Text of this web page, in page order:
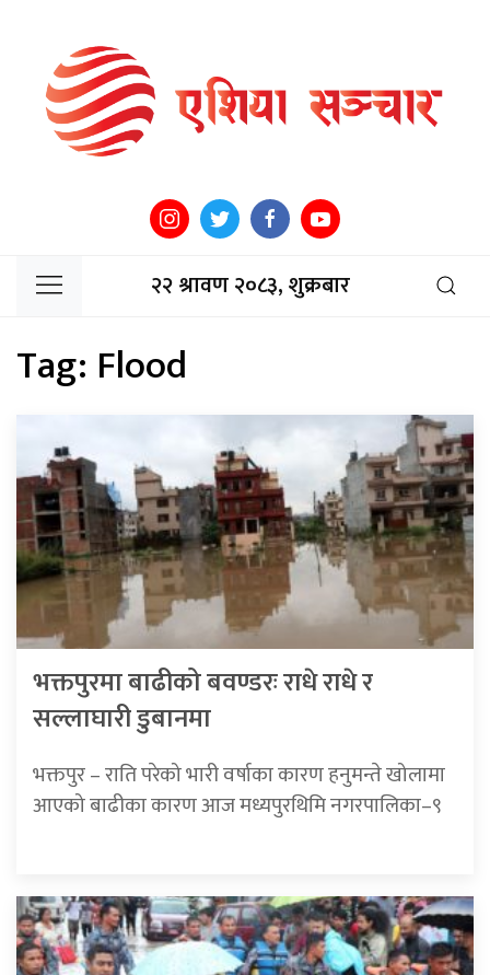
२२ श्रावण २०८३, शुक्रबार
Tag: Flood
भक्तपुरमा बाढीको बवण्डरः राधे राधे र
सल्लाघारी डुबानमा
भक्तपुर – राति परेको भारी वर्षाका कारण हनुमन्ते खोलामा
आएको बाढीका कारण आज मध्यपुरथिमि नगरपालिका–९